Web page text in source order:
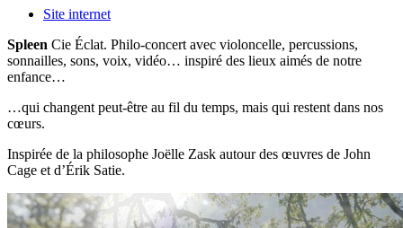
Site internet
Spleen Cie Éclat. Philo-concert avec violoncelle, percussions,
sonnailles, sons, voix, vidéo… inspiré des lieux aimés de notre
enfance…
…qui changent peut-être au fil du temps, mais qui restent dans nos
cœurs.
Inspirée de la philosophe Joëlle Zask autour des œuvres de John
Cage et d’Érik Satie.